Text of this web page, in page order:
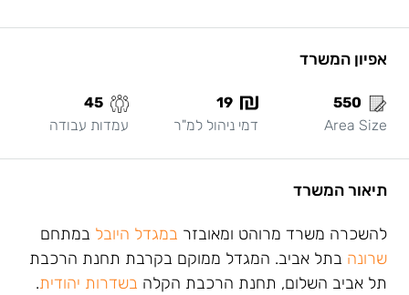
אפיון המשרד
550
Area Size
19
דמי ניהול למ"ר
45
עמדות עבודה
תיאור המשרד
להשכרה משרד מרוהט ומאובזר במגדל היובל במתחם
שרונה בתל אביב. המגדל ממוקם בקרבת תחנת הרכבת
תל אביב השלום, תחנת הרכבת הקלה בשדרות יהודית.